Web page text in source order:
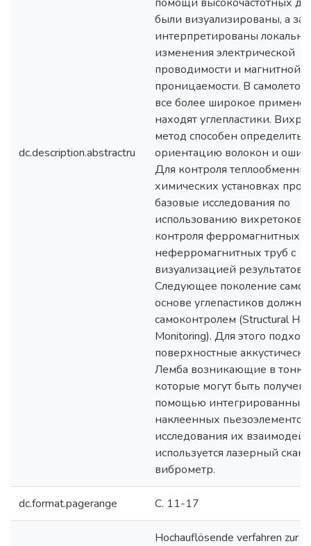
dc.description.abstractru
были визуализированы, а
интерпретированы
изменения электрической
проводимости и магнитной
проницаемости. В
все более широкое
находят углепластики.
метод способен определить
ориентацию волокон и
Для контроля
химических установках
базовые исследования по
использованию
контроля ферромагнитных и
неферромагнитных труб с
визуализацией результатов
Следующее поколение
основе углепастиков должно
самоконтролем (Structural
Monitoring). Для этого
поверхностные
Лемба возникающие в
которые могут быть
помощью интегрированных
наклеенных
исследования их
используется лазерный
виброметр.
dc.format.pagerange С. 11-17
Hochauflösende verfahren zur